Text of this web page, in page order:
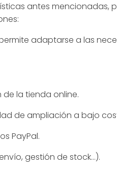
antes mencionadas,
adaptarse a las
la tienda online.
de ampliación a bajo
PayPal.
gestión de stock…).